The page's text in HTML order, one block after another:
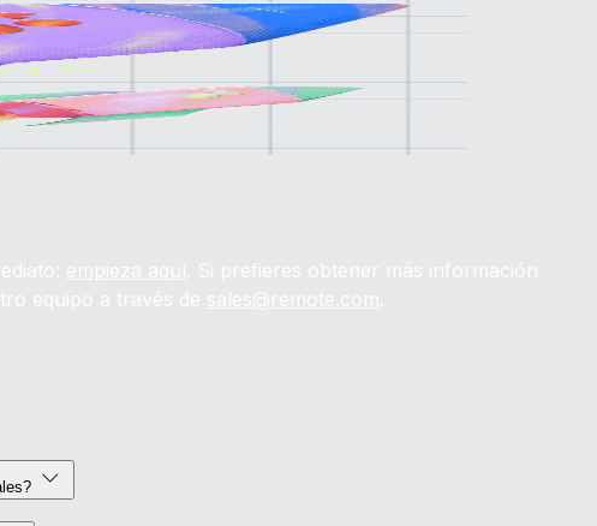
empieza aquí . Si prefieres obtener más información
equipo a través de sales@remote.com